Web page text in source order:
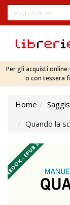
Per gli acquisti
o con tessera
Home
Quando la
EBOOK - EPUB 3